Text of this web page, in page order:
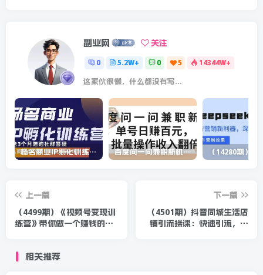
副业网 关注
0 5.2W+ 0 5 14344W+
这家伙很懒，什么都没有写...
杨名商业IP孵化训练营，从商业到内容到转化一站式学 价值5980元 百度问一问兼职新机遇，单号日赚百元，批量操作收入翻倍
上一篇
（4499期）《视频号变现训
练营》带你做一个赚钱的视
下一篇
（4501期）抖音同城生活店
铺引流操课：快速引流，提
相关推荐